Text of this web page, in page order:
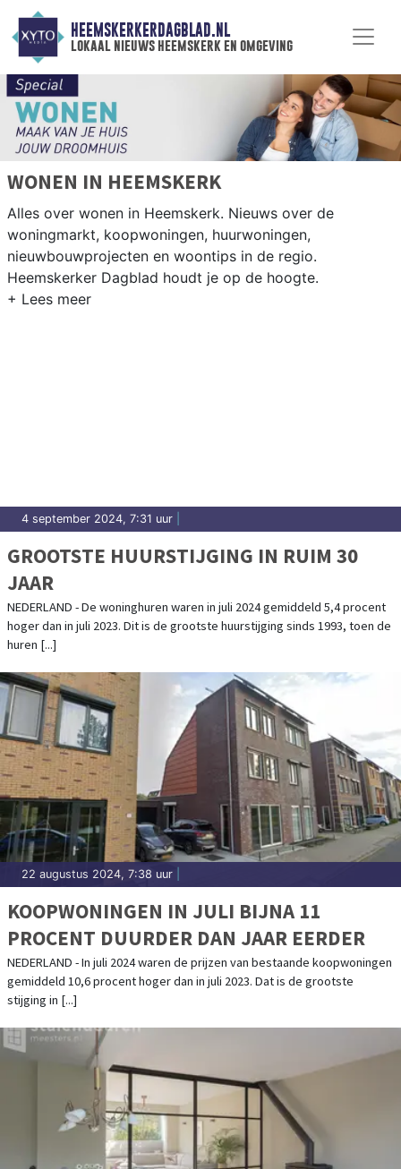
HEEMSKERKERDAGBLAD.NL
lokaal nieuws heemskerk en omgeving
WONEN IN HEEMSKERK
Alles over wonen in Heemskerk. Nieuws over de
woningmarkt, koopwoningen, huurwoningen,
nieuwbouwprojecten en woontips in de regio.
Heemskerker Dagblad houdt je op de hoogte.
4 september 2024, 7:31 uur
GROOTSTE HUURSTIJGING IN RUIM 30
JAAR
NEDERLAND - De woninghuren waren in juli 2024 gemiddeld 5,4 procent
hoger dan in juli 2023. Dit is de grootste huurstijging sinds 1993, toen de
huren [...]
22 augustus 2024, 7:38 uur
KOOPWONINGEN IN JULI BIJNA 11
PROCENT DUURDER DAN JAAR EERDER
NEDERLAND - In juli 2024 waren de prijzen van bestaande koopwoningen
gemiddeld 10,6 procent hoger dan in juli 2023. Dat is de grootste
stijging in [...]